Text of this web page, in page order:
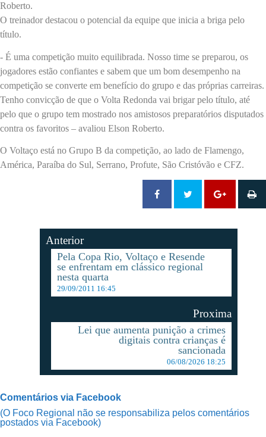
Roberto.
O treinador destacou o potencial da equipe que inicia a briga pelo
título.
- É uma competição muito equilibrada. Nosso time se preparou, os
jogadores estão confiantes e sabem que um bom desempenho na
competição se converte em benefício do grupo e das próprias carreiras.
Tenho convicção de que o Volta Redonda vai brigar pelo título, até
pelo que o grupo tem mostrado nos amistosos preparatórios disputados
contra os favoritos – avaliou Elson Roberto.
O Voltaço está no Grupo B da competição, ao lado de Flamengo,
América, Paraíba do Sul, Serrano, Profute, São Cristóvão e CFZ.
Anterior
Pela Copa Rio, Voltaço e Resende
se enfrentam em clássico regional
nesta quarta
29/09/2011 16:45
Proxima
Lei que aumenta punição a crimes
digitais contra crianças é
sancionada
06/08/2026 18:25
Comentários via Facebook
(O Foco Regional não se responsabiliza pelos comentários
postados via Facebook)